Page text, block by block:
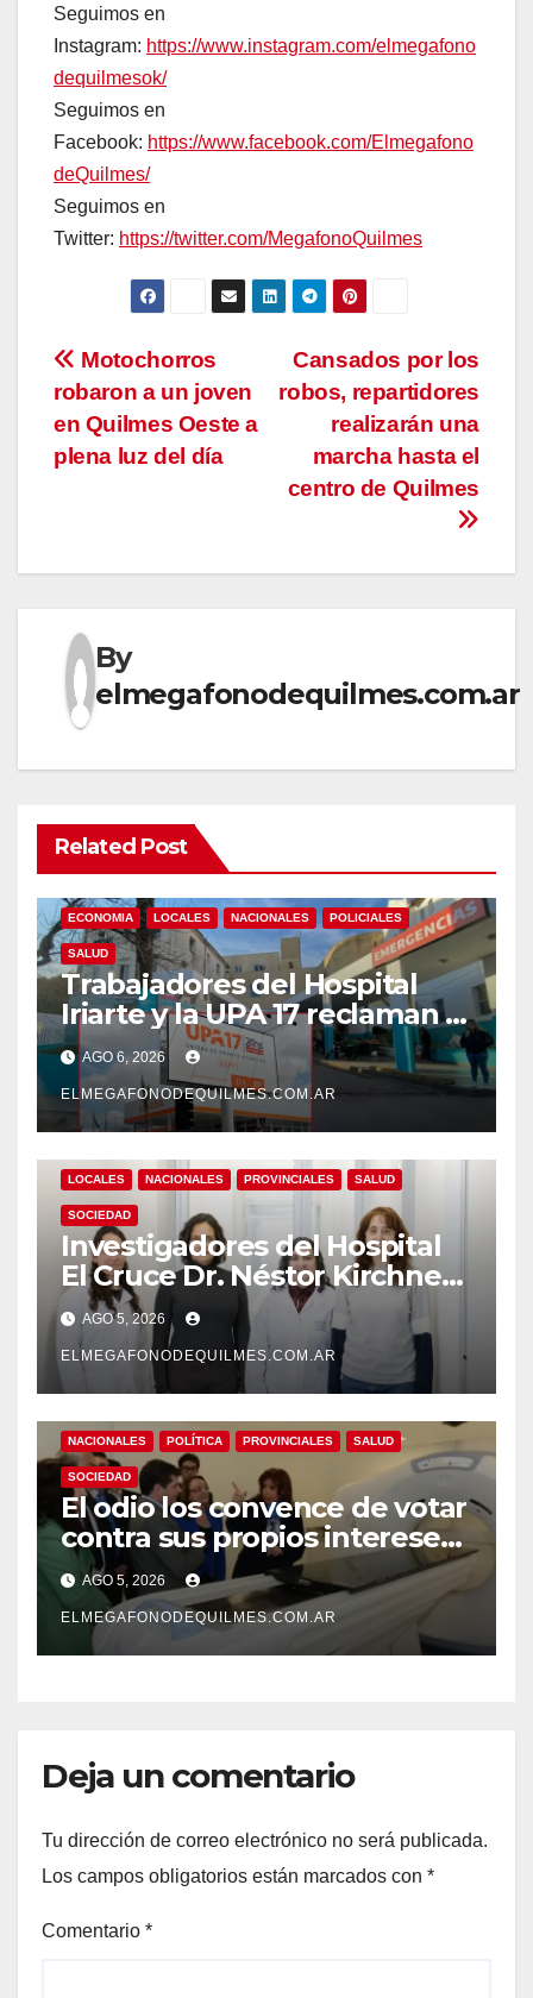
Seguimos en
Instagram: https://www.instagram.com/elmegafono
dequilmesok/
Seguimos en
Facebook: https://www.facebook.com/Elmegafono
deQuilmes/
Seguimos en
Twitter: https://twitter.com/MegafonoQuilmes
Navegación
de
entradas
Cansados por los
robos, repartidores
realizarán una
marcha hasta el
centro de Quilmes
Motochorros
robaron a un joven
en Quilmes Oeste a
plena luz del día
By
elmegafonodequilmes.com.ar
Related Post
ECONOMIA LOCALES NACIONALES POLICIALES
SALUD
Trabajadores del Hospital
Iriarte y la UPA 17 reclaman el
pase a planta de becarios y
mejoras laborales
AGO 6, 2026
ELMEGAFONODEQUILMES.COM.AR
LOCALES NACIONALES PROVINCIALES SALUD
SOCIEDAD
Investigadores del Hospital
El Cruce Dr. Néstor Kirchner
desarrollan un estudio
pionero sobre el
envejecimiento cerebral y las
demencias
AGO 5, 2026
ELMEGAFONODEQUILMES.COM.AR
NACIONALES POLÍTICA PROVINCIALES SALUD
SOCIEDAD
El odio los convence de votar
contra sus propios intereses.
Una Sociedad atrapada en la
grieta
AGO 5, 2026
ELMEGAFONODEQUILMES.COM.AR
Deja un comentario
Tu dirección de correo electrónico no será publicada.
Los campos obligatorios están marcados con *
Comentario *